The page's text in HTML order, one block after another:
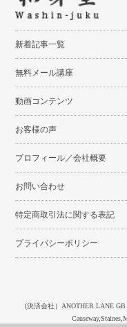
新着記事一覧
無料メール講座
動画コンテンツ
お客様の声
プロフィール／会社概要
お問い合わせ
特定商取引法に関する表記
プライバシーポリシー
(決済会社）ANOTHER LANE